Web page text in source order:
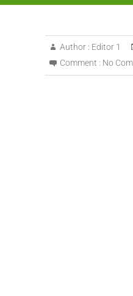
Author : Editor 1
Comment : No